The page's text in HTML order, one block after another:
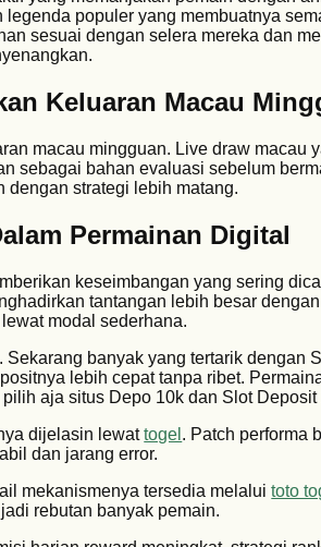
populer yang membuatnya
sesuai dengan selera mereka dan
Keluaran Macau
macau mingguan. Live draw macau
sebagai bahan evaluasi sebelum
dengan strategi lebih matang.
Permainan Digital
keseimbangan yang sering
tantangan lebih besar
modal sederhana.
banyak yang tertarik dengan
lebih cepat tanpa ribet.
aja situs Depo 10k dan Slot
dijelasin lewattogel . Patch performa
dan jarang error.
mekanismenya tersedia melaluitoto
rebutan banyak pemain.